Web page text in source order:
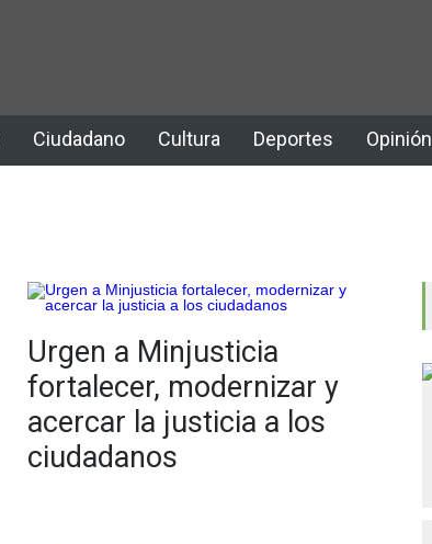
Ciudadano Cultura Deportes Opinión
Urgen a Minjusticia
fortalecer, modernizar y
acercar la justicia a los
ciudadanos